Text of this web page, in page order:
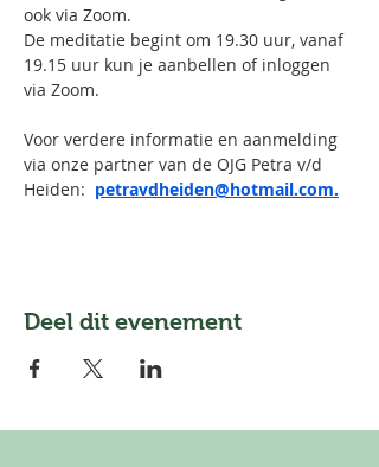
ook via Zoom.
De meditatie begint om 19.30 uur, vanaf
19.15 uur kun je aanbellen of inloggen
via Zoom.
Voor verdere informatie en aanmelding
via onze partner van de OJG Petra v/d
Heiden: petravdheiden@hotmail.com.
Deel dit evenement